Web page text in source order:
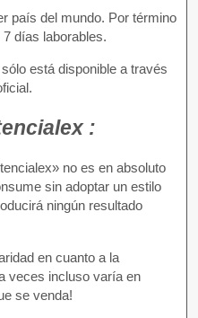
país del mundo. Por término
días laborables.
está disponible a través
:
no es en absoluto
sin adoptar un estilo
ningún resultado
en cuanto a la
veces incluso varía en
se venda!